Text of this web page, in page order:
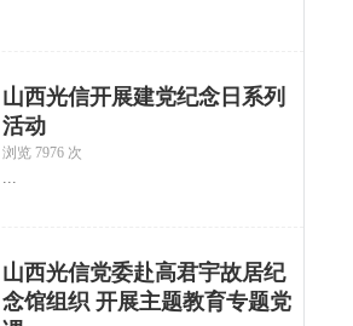
山西光信开展建党纪念日系列
活动
浏览 7976 次
山西光信党委赴高君宇故居纪
念馆组织 开展主题教育专题党